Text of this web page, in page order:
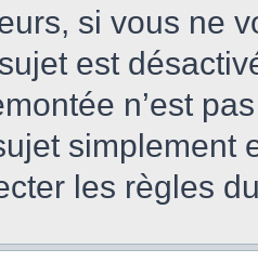
si vous ne
est
n’est
simplement
les règles